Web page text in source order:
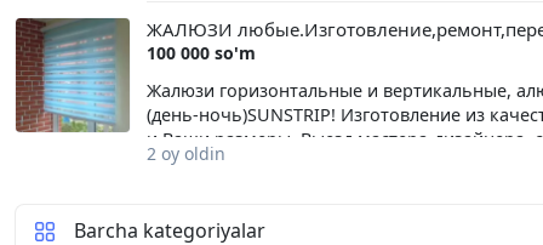
перечислением и наличными.Мастер по
работ.
ЖАЛЮЗИ
100 000 so'm
Жалюзи горизонтальные и вертикальные,
(день-ночь)SUNSTRIP! Изготовление из
и Ваши размеры. Выезд мастера-
по удобству эксплуатации жалюзи.
2 oy oldin
Barcha kategoriyalar